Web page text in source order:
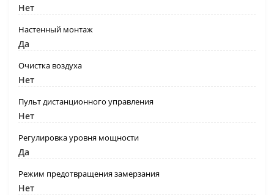
Нет
Настенный монтаж
Да
Очистка воздуха
Нет
Пульт дистанционного управления
Нет
Регулировка уровня мощности
Да
Режим предотвращения замерзания
Нет